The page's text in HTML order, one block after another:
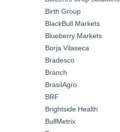
Birth Group
BlackBull Markets
Blueberry Markets
Borja Vilaseca
Bradesco
Branch
BrasilAgro
BRF
Brightside Health
BullMetrix